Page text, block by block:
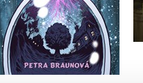
299 Kč
239 Kč